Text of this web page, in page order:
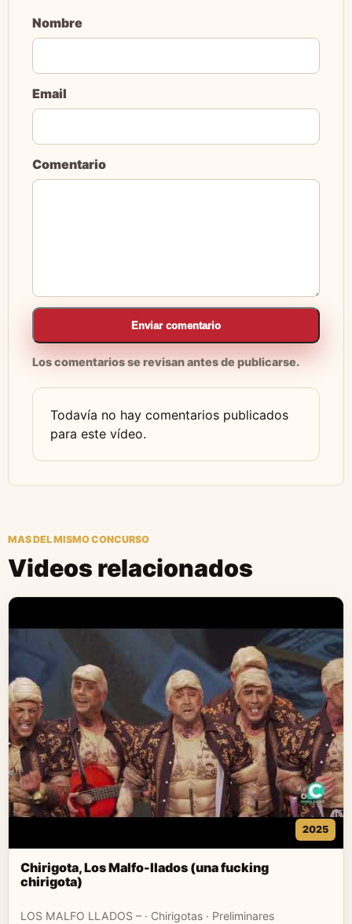
Nombre
Email
Comentario
Enviar comentario
Los comentarios se revisan antes de publicarse.
Todavía no hay comentarios publicados
para este vídeo.
MAS DEL MISMO CONCURSO
Videos relacionados
2025
Chirigota, Los Malfo-llados (una fucking
chirigota)
LOS MALFO LLADOS – · Chirigotas · Preliminares